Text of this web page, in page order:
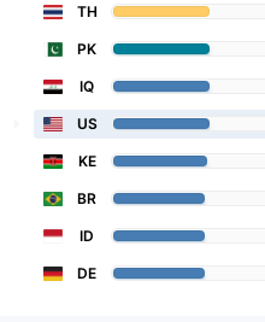
TH
PK
IQ
US
KE
BR
ID
DE